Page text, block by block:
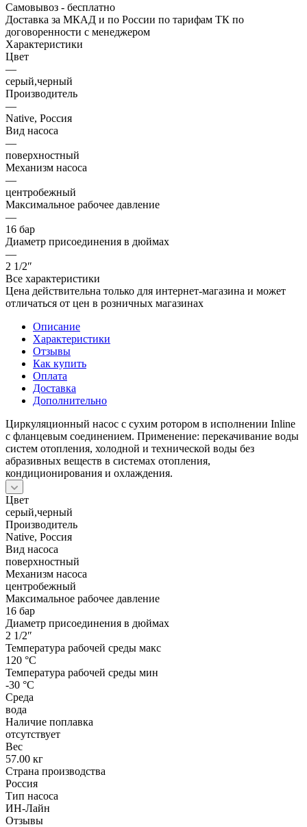
Самовывоз - бесплатно
Доставка за МКАД и по России по тарифам ТК по
договоренности с менеджером
Характеристики
Цвет
—
серый,черный
Производитель
—
Native, Россия
Вид насоса
—
поверхностный
Механизм насоса
—
центробежный
Максимальное рабочее давление
—
16 бар
Диаметр присоединения в дюймах
—
2 1/2″
Все характеристики
Цена действительна только для интернет-магазина и может
отличаться от цен в розничных магазинах
Описание
Характеристики
Отзывы
Как купить
Оплата
Доставка
Дополнительно
Циркуляционный насос с сухим ротором в исполнении Inline
с фланцевым соединением. Применение: перекачивание воды
систем отопления, холодной и технической воды без
абразивных веществ в системах отопления,
кондиционирования и охлаждения.
Цвет
серый,черный
Производитель
Native, Россия
Вид насоса
поверхностный
Механизм насоса
центробежный
Максимальное рабочее давление
16 бар
Диаметр присоединения в дюймах
2 1/2″
Температура рабочей среды макс
120 °С
Температура рабочей среды мин
-30 °С
Среда
вода
Наличие поплавка
отсутствует
Вес
57.00 кг
Страна производства
Россия
Тип насоса
ИН-Лайн
Отзывы